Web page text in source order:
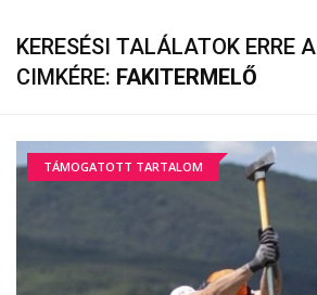
KERESÉSI TALÁLATOK ERRE A
CIMKÉRE: FAKITERMELŐ
TÁMOGATOTT TARTALOM